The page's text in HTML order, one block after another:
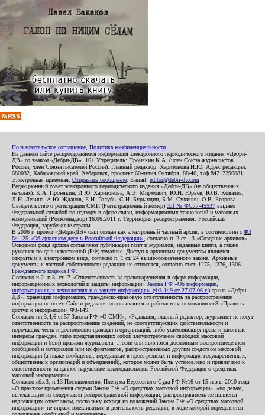
Пользовательское соглашение Политика конфиденциальности
На данном сайте распространяется информация электронного периодического издания «Дебри-
ДВ» со знаком «Дебри-ДВ». 16+ Учредитель: Пронякин К.А. (член Союза журналистов
России, член Союза писателей России). Главный редактор: Харитонова И.Ю. Адрес редакции:
680032, Хабаровский край, Хабаровск, проспект 60-летия Октября, 88-46, т./ф.84212296081.
Электронная приемная: Отправить сообщение . E-mail: editor@debri-dv.com
Редакционный совет электронного периодического издания «Дебри-ДВ» (на общественных
началах): К.А. Пронякин, И.Ю. Харитонова, А.Э. Мирмович, Ю.Н. Юрьев, Ю.В. Ковалев,
Л.Н. Левина, А.Ю. Жданов, Е.Н. Голубь, С.Н. Бурындин, Б.М. Сухинин, О.В. Егорова
Свидетельство о регистрации СМИ (Регистрационный номер) ЭЛ № ФС77-45537 выдано
Федеральной службой по надзору в сфере связи, информационных технологий и массовых
коммуникаций (Роскомнадзор) 16.06.2011 г. Территория распространения: Российская
Федерация, зарубежные страны.
В 2006 г. проект «Дебри-ДВ» был создан как электронный частный архив, в соответствии с ФЗ
№ 125 «Об архивном деле в Российской Федерации» , согласно п. 2 ст. 13 «Создание архивов».
Основной фонд архива составляют публикации газет и журналов, изданные книги, а также
рукописи по дальневосточной (РФ) тематике. Доступ к архивным документам является
открытым в электронном виде, согласно п. 1 ст. 24 вышеобозначенного закона. Архивные
документы к частной собственности редакции не относятся, согласно ст.ст. 1275, 1276, 1306
Гражданского кодекса РФ
Согласно ч.2. п.3. ст.17 «Ответственность за правонарушения в сфере информации,
информационных технологий и защиты информации» Закона РФ «Об информации,
информационных технологиях и о защите информации» (ФЗ-149 от 27.07.06 г.) архив «Дебри-
ДВ», хранящий информацию, гражданско-правовую ответственность за распространение
информации не несет. Сайт и редакция основываются и работают на основании ст.8 «Право на
доступ к информации» ФЗ-149.
Согласно пп.3,4,6 ст.57 Закона РФ «О СМИ», «Редакция, главный редактор, журналист не несут
ответственности за распространение сведений, не соответствующих действительности и
порочащих честь и достоинство граждан и организаций, либо ущемляющих права и законные
интересы граждан, либо представляющих собой злоупотребление свободой массовой
информации и (или) правами журналиста: ...если они являются дословным воспроизведением
сообщений и материалов или их фрагментов, распространенных другим средством массовой
информации (а также сообщения, переданные в пресс-релизах и информация государственных,
общественных организаций и объединений), которое может быть установлено и привлечено к
ответственности за данное нарушение законодательства Российской Федерации о средствах
массовой информации».
Согласно абз.3, п.13 Постановления Пленума Верховного Суда РФ №16 от 15 июня 2010 года
«О практике применения судами Закона РФ «О средствах массовой информации», «по делам,
вытекающим из содержания распространенной информации, распространитель не является
надлежащим ответчиком, поскольку исходя из положений Закона РФ «О средствах массовой
информации» не вправе вмешиваться в деятельность редакции, в ходе которой определяется